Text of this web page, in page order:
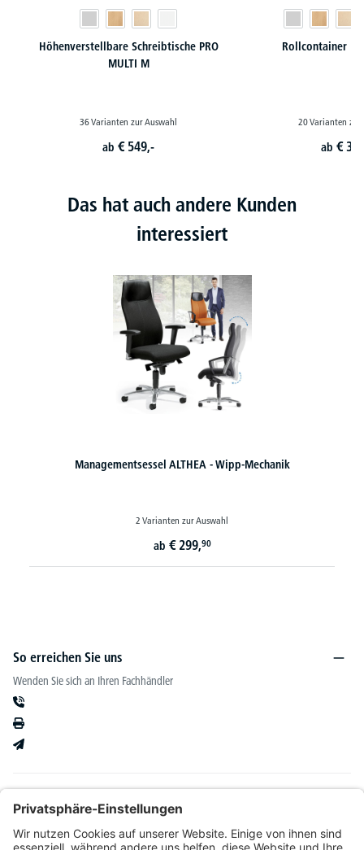
Höhenverstellbare Schreibtische PRO
MULTI M
36 Varianten zur Auswahl
ab€ 549,-
Rollcontainer
20 Varianten zur
ab€
Das hat auch andere Kunden
interessiert
ALTHEA - Wipp-Mechanik
So erreichen Sie uns
Wenden Sie sich an Ihren Fachhändler
Kataloge & mehr